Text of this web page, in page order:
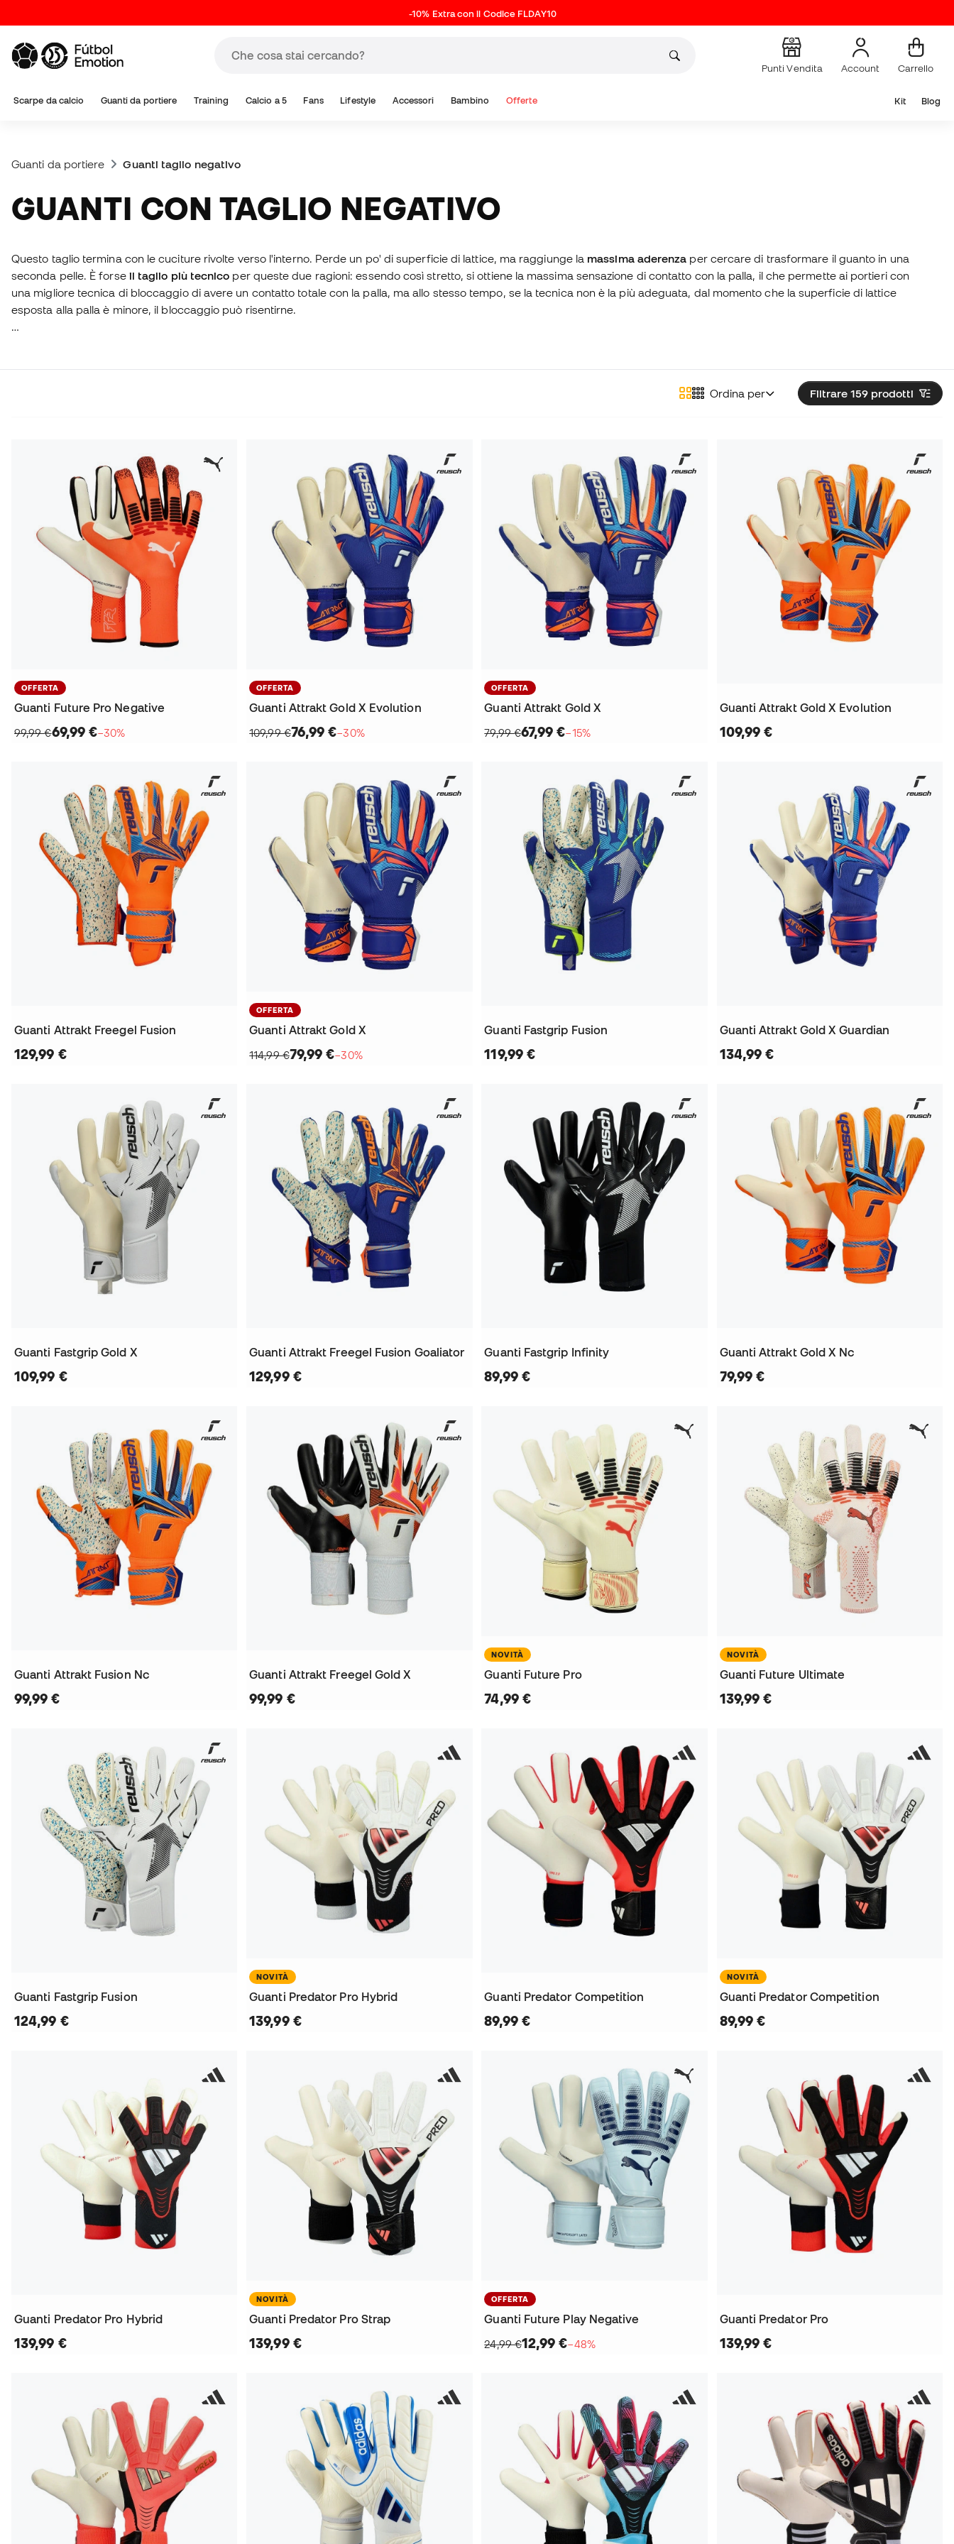
-10% Extra con il Codice FLDAY10
Punti Vendita Account Carrello
Scarpe da calcio Guanti da portiere Training Calcio a 5 Fans Lifestyle Accessori Bambino Offerte Kit Blog
Guanti da portiere Guanti taglio negativo
GUANTI CON TAGLIO NEGATIVO
Questo taglio termina con le cuciture rivolte verso l'interno. Perde un po' di superficie di lattice, ma raggiunge la massima aderenza per cercare di trasformare il guanto in una
seconda pelle. È forse il taglio più tecnico per queste due ragioni: essendo così stretto, si ottiene la massima sensazione di contatto con la palla, il che permette ai portieri con
una migliore tecnica di bloccaggio di avere un contatto totale con la palla, ma allo stesso tempo, se la tecnica non è la più adeguata, dal momento che la superficie di lattice
esposta alla palla è minore, il bloccaggio può risentirne.
Filtrare 159 prodotti
Ordina per
OFFERTA
Guanti Future Pro Negative
99,99 €69,99 €−30%
OFFERTA
Guanti Attrakt Gold X Evolution
109,99 €76,99 €−30%
OFFERTA
Guanti Attrakt Gold X
79,99 €67,99 €−15%
Guanti Attrakt Gold X Evolution
109,99 €
Guanti Attrakt Freegel Fusion
129,99 €
OFFERTA
Guanti Attrakt Gold X
114,99 €79,99 €−30%
Guanti Fastgrip Fusion
119,99 €
Guanti Attrakt Gold X Guardian
134,99 €
Guanti Fastgrip Gold X
109,99 €
Guanti Attrakt Freegel Fusion Goaliator
129,99 €
Guanti Fastgrip Infinity
89,99 €
Guanti Attrakt Gold X Nc
79,99 €
Guanti Attrakt Fusion Nc
99,99 €
Guanti Attrakt Freegel Gold X
99,99 €
NOVITÀ
Guanti Future Pro
74,99 €
NOVITÀ
Guanti Future Ultimate
139,99 €
Guanti Fastgrip Fusion
124,99 €
NOVITÀ
Guanti Predator Pro Hybrid
139,99 €
Guanti Predator Competition
89,99 €
NOVITÀ
Guanti Predator Competition
89,99 €
Guanti Predator Pro Hybrid
139,99 €
NOVITÀ
Guanti Predator Pro Strap
139,99 €
OFFERTA
Guanti Future Play Negative
24,99 €12,99 €−48%
Guanti Predator Pro
139,99 €